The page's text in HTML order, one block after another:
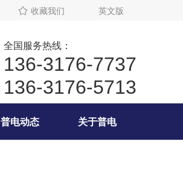
收藏我们 英文版
全国服务热线：
136-3176-7737
136-3176-5713
普电动态 关于普电